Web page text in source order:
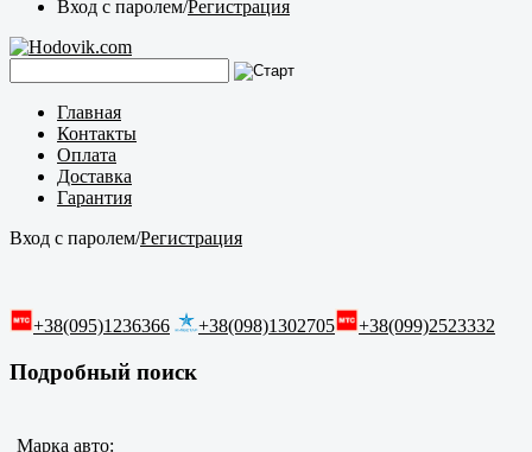
Вход с паролем/Регистрация
Главная
Контакты
Оплата
Доставка
Гарантия
Вход с паролем/Регистрация
+38(095)1236366 +38(098)1302705 +38(099)2523332
Подробный поиск
Марка авто: